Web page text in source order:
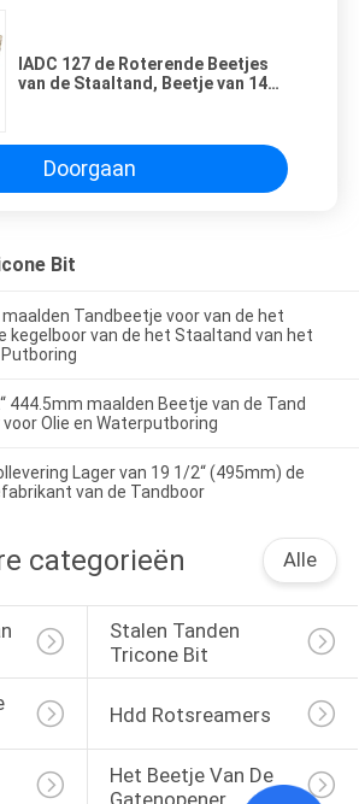
IADC 127 de Roterende Beetjes
van de Staaltand, Beetje van 14
Doorgaan
Bit
Tandbeetje voor van de het
kegelboor van de het Staaltand van het
444.5mm maalden Beetje van de Tand
Olie en Waterputboring
Lager van 19 1/2“ (495mm) de
van de Tandboor
categorieën Alle
Stalen Tanden
Tricone Bit
Hdd Rotsreamers
Het Beetje Van De
Gatenopener